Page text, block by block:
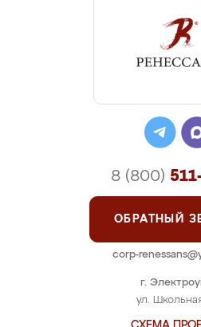
г.
ул.
8 (800)
ОБРАТНЫЙ
corp-